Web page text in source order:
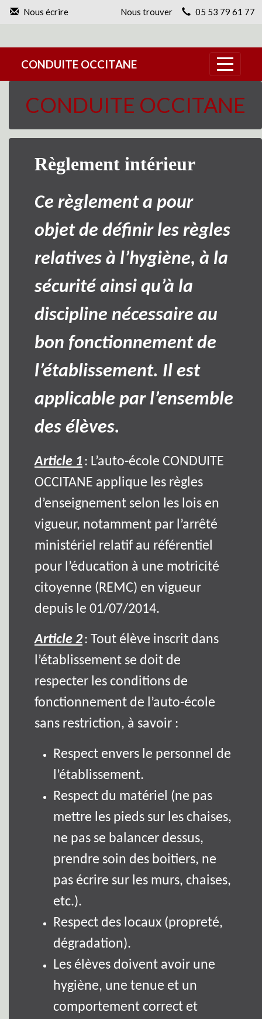
Panneau de gestion des cookies
Nous écrire Nous trouver 05 53 79 61 77
CONDUITE OCCITANE
CONDUITE OCCITANE
Règlement intérieur
Ce règlement a pour
objet de définir les règles
relatives à l’hygiène, à la
sécurité ainsi qu’à la
discipline nécessaire au
bon fonctionnement de
l’établissement. Il est
applicable par l’ensemble
des élèves.
Article 1 : L’auto-école CONDUITE
OCCITANE applique les règles
d’enseignement selon les lois en
vigueur, notamment par l’arrêté
ministériel relatif au référentiel
pour l’éducation à une motricité
citoyenne (REMC) en vigueur
depuis le 01/07/2014.
Article 2: Tout élève inscrit dans
l’établissement se doit de
respecter les conditions de
fonctionnement de l’auto-école
sans restriction, à savoir :
Respect envers le personnel de
l’établissement.
Respect du matériel (ne pas
mettre les pieds sur les chaises,
ne pas se balancer dessus,
prendre soin des boitiers, ne
pas écrire sur les murs, chaises,
etc.).
Respect des locaux (propreté,
dégradation).
Les élèves doivent avoir une
hygiène, une tenue et un
comportement correct et